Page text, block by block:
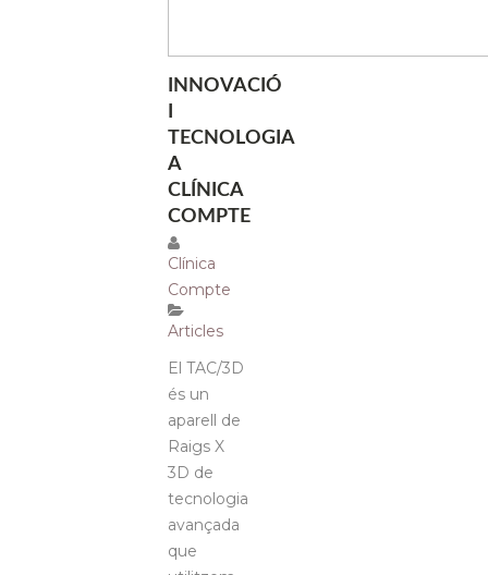
INNOVACIÓ
TECNOLOGIA
A
CLÍNICA
COMPTE
Clínica
Compte
Articles
El TAC/3D
és un
aparell de
Raigs X
3D de
tecnologia
avançada
que